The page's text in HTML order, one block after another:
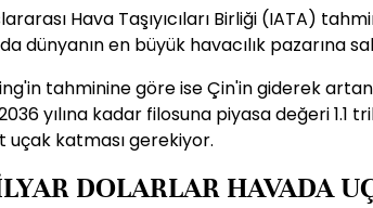
Hava Taşıyıcıları Birliği (IATA)
dünyanın en büyük havacılık pazarına
tahminine göre ise Çin'in giderek
yılına kadar filosuna piyasa değeri 1.1
uçak katması gerekiyor.
DOLARLAR HAVADA